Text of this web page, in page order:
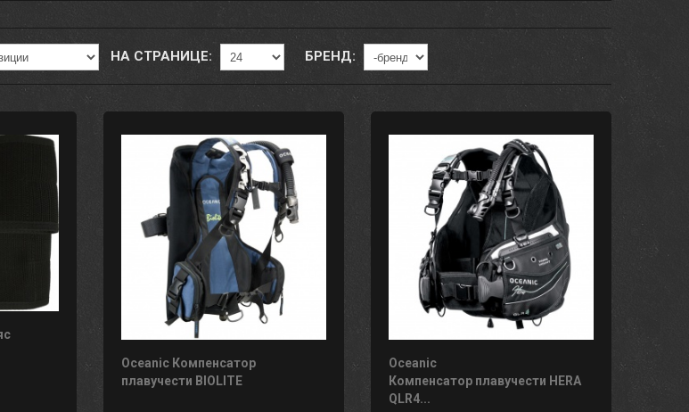
НА СТРАНИЦЕ: БРЕНД:
Oceanic Компенсатор
плавучести BIOLITE
Oceanic
Компенсатор плавучести HERA
QLR4...